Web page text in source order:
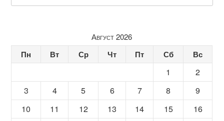
Август 2026
Пн Вт Ср Чт Пт Сб Вс
1
2
3
4 5 6 7 8
9
10
11 12 13 14 15
16